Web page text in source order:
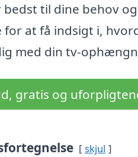
bedst til dine behov
for at få indsigt i,
med din tv-
gratis og
skjul